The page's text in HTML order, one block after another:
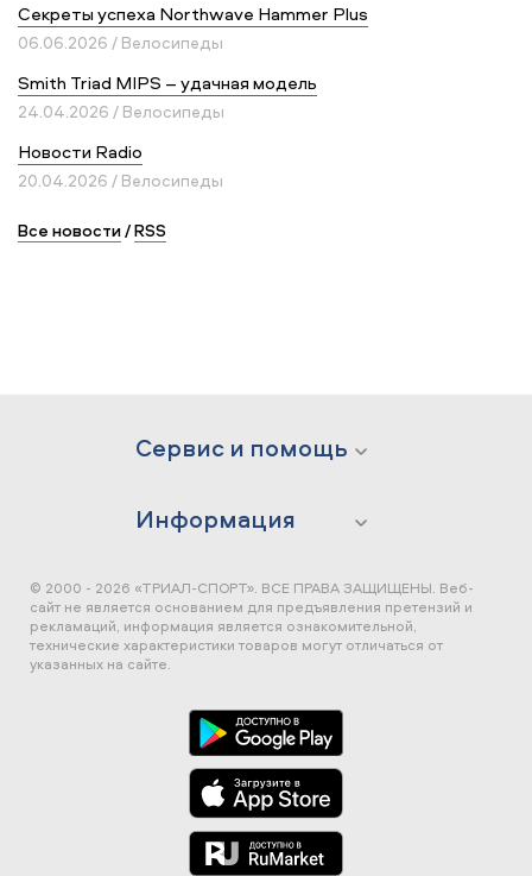
Секреты успеха Northwave Hammer Plus
06.06.2026 / Велосипеды
Smith Triad MIPS – удачная модель
24.04.2026 / Велосипеды
Новости Radio
20.04.2026 / Велосипеды
Все новости/RSS
Сервис и помощь
Информация
© 2000 - 2026 «ТРИАЛ-СПОРТ». ВСЕ ПРАВА ЗАЩИЩЕНЫ. Веб-
сайт не является основанием для предъявления претензий и
рекламаций, информация является ознакомительной,
технические характеристики товаров могут отличаться от
указанных на сайте.